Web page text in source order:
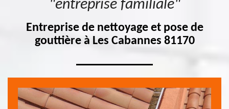
"entreprise familiale"
Entreprise de nettoyage et pose de
gouttière à Les Cabannes 81170